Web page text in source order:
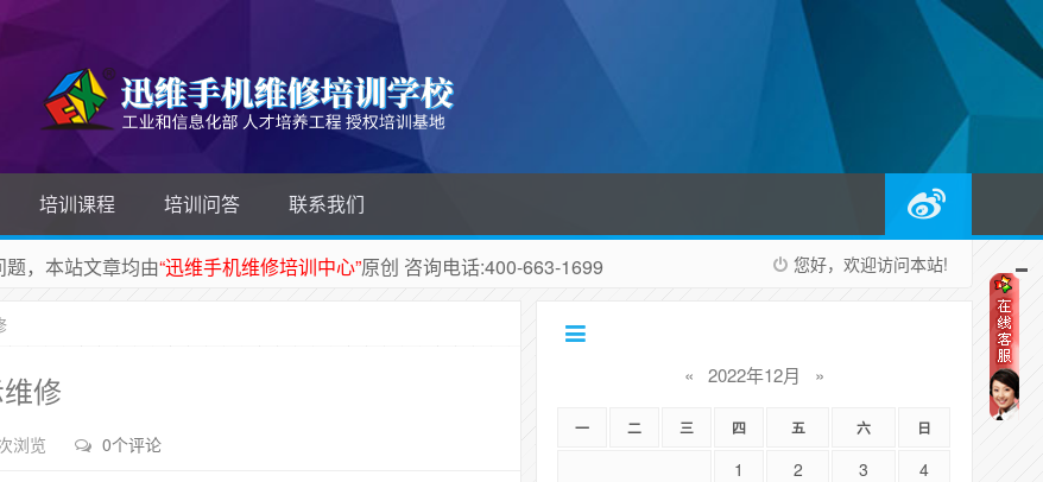
培训课程 培训问答 联系我们
您好，欢迎访问本站!
，本站文章均由“迅维手机维修培训中心”原创 咨询电话:400-663-1699
修
浏览 0个评论
« 2022年12月 »
一 二 三 四 五 六 日
1 2 3
4